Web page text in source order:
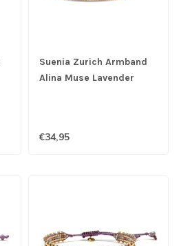
Suenia Zurich Armband
Alina Muse Lavender
€34,95